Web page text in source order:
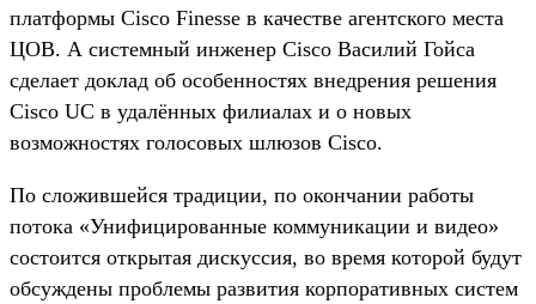
платформы Cisco Finesse в качестве агентского места
ЦОВ. А системный инженер Cisco Василий Гойса
сделает доклад об особенностях внедрения решения
Cisco UC в удалённых филиалах и о новых
возможностях голосовых шлюзов Cisco.
По сложившейся традиции, по окончании работы
потока «Унифицированные коммуникации и видео»
состоится открытая дискуссия, во время которой будут
обсуждены проблемы развития корпоративных систем